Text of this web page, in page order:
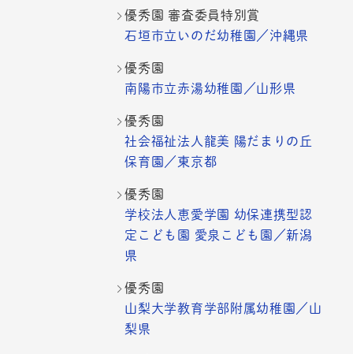
優秀園 審査委員特別賞
石垣市立いのだ幼稚園／沖縄県
優秀園
南陽市立赤湯幼稚園／山形県
優秀園
社会福祉法人龍美 陽だまりの丘
保育園／東京都
優秀園
学校法人恵愛学園 幼保連携型認
定こども園 愛泉こども園／新潟
県
優秀園
山梨大学教育学部附属幼稚園／山
梨県